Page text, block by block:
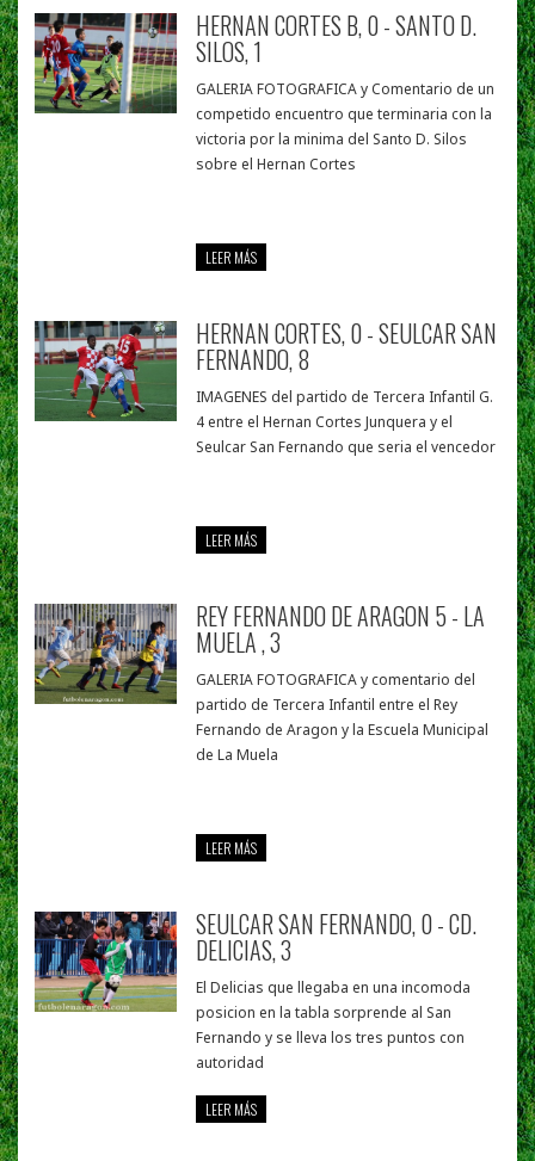
HERNAN CORTES B, 0 - SANTO D.
SILOS, 1
GALERIA FOTOGRAFICA y Comentario de un
competido encuentro que terminaria con la
victoria por la minima del Santo D. Silos
sobre el Hernan Cortes
LEER MÁS
HERNAN CORTES, 0 - SEULCAR SAN
FERNANDO, 8
IMAGENES del partido de Tercera Infantil G.
4 entre el Hernan Cortes Junquera y el
Seulcar San Fernando que seria el vencedor
LEER MÁS
REY FERNANDO DE ARAGON 5 - LA
MUELA , 3
GALERIA FOTOGRAFICA y comentario del
partido de Tercera Infantil entre el Rey
Fernando de Aragon y la Escuela Municipal
de La Muela
LEER MÁS
SEULCAR SAN FERNANDO, 0 - CD.
DELICIAS, 3
El Delicias que llegaba en una incomoda
posicion en la tabla sorprende al San
Fernando y se lleva los tres puntos con
autoridad
LEER MÁS